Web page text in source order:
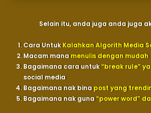
Selain itu, anda juga anda juga
Cara UntukKalahkan Algorith Media
Macam manamenulis dengan mudah
Bagaimana cara untuk“break rule”
social media
Bagaimana nak binapost yang
Bagaimana nak guna“power word”